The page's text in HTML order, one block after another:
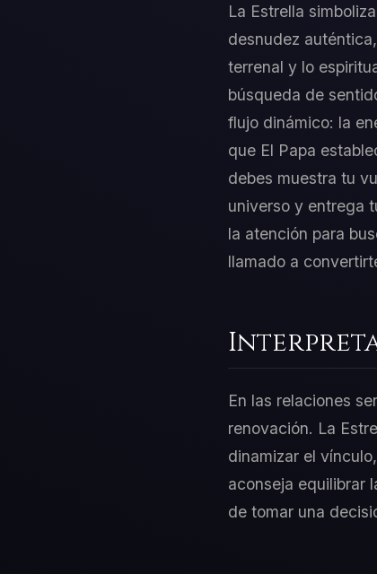
La Estrella
desnudez
terrenal y lo
búsqueda de
flujo dinámico: la
que El Papa
debes muestra tu
universo y entrega
la atención para
llamado a
En las relaciones
renovación. La
dinamizar el
aconseja equilibrar
de tomar una